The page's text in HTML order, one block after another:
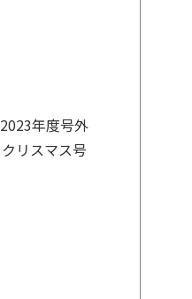
2023年度号外
クリスマス号